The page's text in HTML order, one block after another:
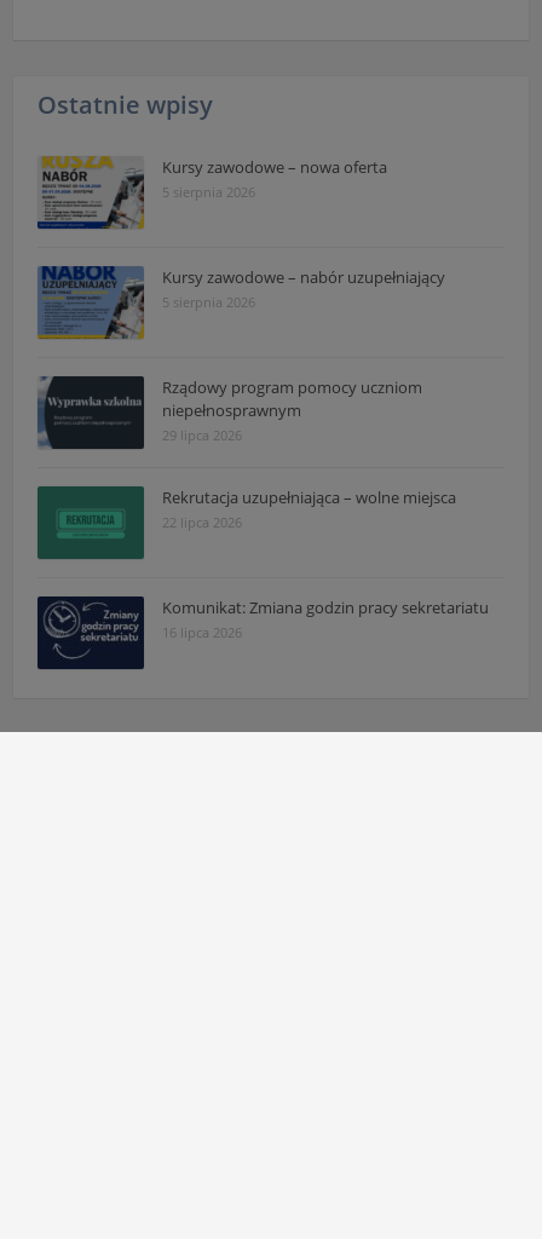
Ostatnie wpisy
Kursy zawodowe – nowa oferta
5 sierpnia 2026
Kursy zawodowe – nabór uzupełniający
5 sierpnia 2026
Rządowy program pomocy uczniom
niepełnosprawnym
29 lipca 2026
Rekrutacja uzupełniająca – wolne miejsca
22 lipca 2026
Komunikat: Zmiana godzin pracy sekretariatu
16 lipca 2026